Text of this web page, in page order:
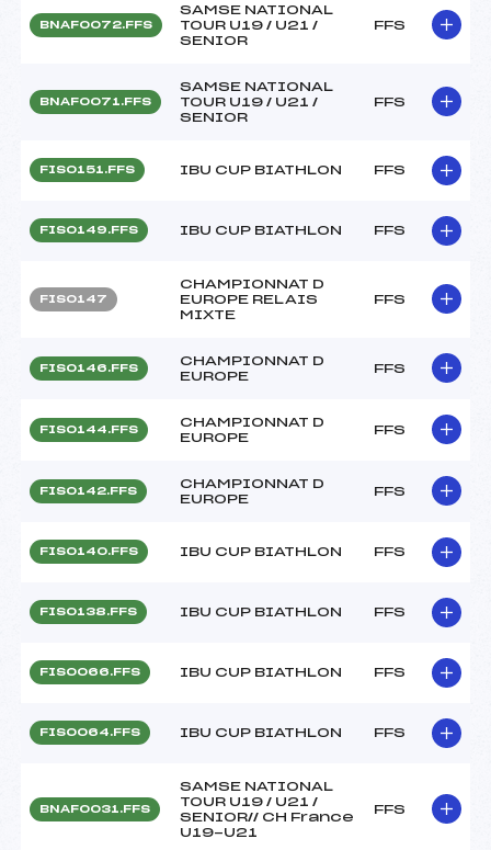
BNAF0072.FFS
SAMSE NATIONAL
TOUR U19 / U21 /
SENIOR
FFS
BNAF0071.FFS
SAMSE NATIONAL
TOUR U19 / U21 /
SENIOR
FFS
FIS0151.FFS IBU CUP BIATHLON FFS
FIS0149.FFS IBU CUP BIATHLON FFS
FIS0147
CHAMPIONNAT D
EUROPE RELAIS
MIXTE
FFS
FIS0146.FFS
CHAMPIONNAT D
EUROPE
FFS
FIS0144.FFS
CHAMPIONNAT D
EUROPE
FFS
FIS0142.FFS
CHAMPIONNAT D
EUROPE
FFS
FIS0140.FFS IBU CUP BIATHLON FFS
FIS0138.FFS IBU CUP BIATHLON FFS
FIS0066.FFS IBU CUP BIATHLON FFS
FIS0064.FFS IBU CUP BIATHLON FFS
BNAF0031.FFS
SAMSE NATIONAL
TOUR U19 / U21 /
SENIOR// CH France
U19-U21
FFS